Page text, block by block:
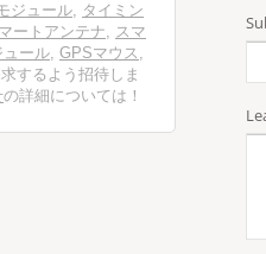
ジュール, タイミン
ートアンテナ, スマ
ュール, GPSマウス ,
するよう招待しま
の詳細については！